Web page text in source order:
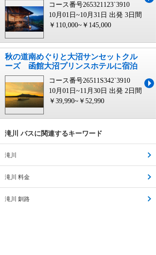
コース番号265321123`3910
10月01日~10月31日 出発 3日間
￥110,000~￥145,000
秋の道南めぐりと大沼サンセットクル
ーズ 函館大沼プリンスホテルに宿泊
コース番号26511S342`3910
10月01日~11月30日 出発 2日間
￥39,990~￥52,990
滝川 バスに関連するキーワード
滝川
滝川 料金
滝川 釧路